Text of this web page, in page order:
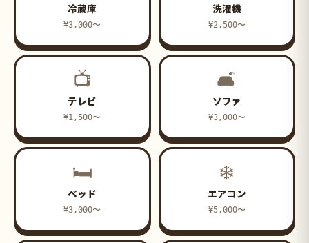
冷蔵庫
¥3,000〜
洗濯機
¥2,500〜
📺
テレビ
¥1,500〜
🛋
ソファ
¥3,000〜
🛏
ベッド
¥3,000〜
❄️
エアコン
¥5,000〜